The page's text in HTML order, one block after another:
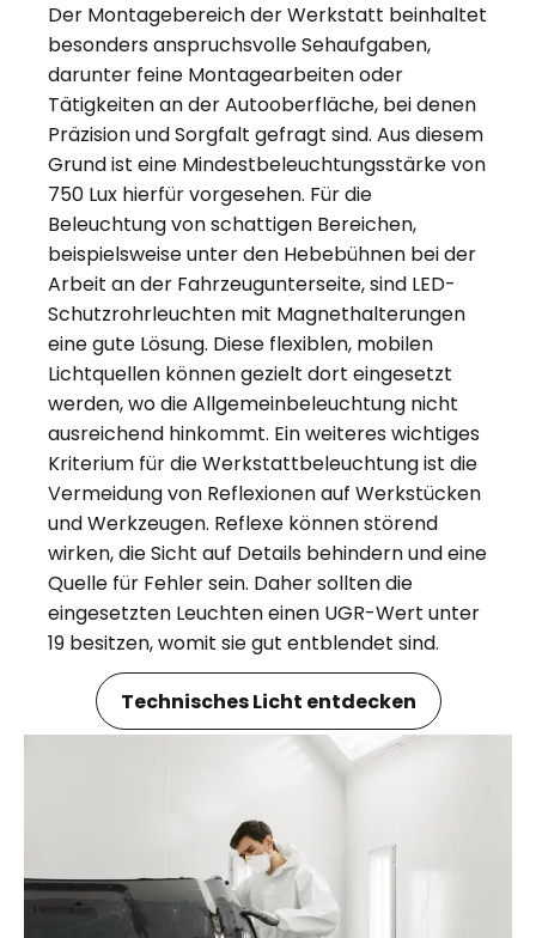
Der Montagebereich der Werkstatt beinhaltet
besonders anspruchsvolle Sehaufgaben,
darunter feine Montagearbeiten oder
Tätigkeiten an der Autooberfläche, bei denen
Präzision und Sorgfalt gefragt sind. Aus diesem
Grund ist eine Mindestbeleuchtungsstärke von
750 Lux hierfür vorgesehen. Für die
Beleuchtung von schattigen Bereichen,
beispielsweise unter den Hebebühnen bei der
Arbeit an der Fahrzeugunterseite, sind LED-
Schutzrohrleuchten mit Magnethalterungen
eine gute Lösung. Diese flexiblen, mobilen
Lichtquellen können gezielt dort eingesetzt
werden, wo die Allgemeinbeleuchtung nicht
ausreichend hinkommt. Ein weiteres wichtiges
Kriterium für die Werkstattbeleuchtung ist die
Vermeidung von Reflexionen auf Werkstücken
und Werkzeugen. Reflexe können störend
wirken, die Sicht auf Details behindern und eine
Quelle für Fehler sein. Daher sollten die
eingesetzten Leuchten einen UGR-Wert unter
19 besitzen, womit sie gut entblendet sind.
Technisches Licht entdecken